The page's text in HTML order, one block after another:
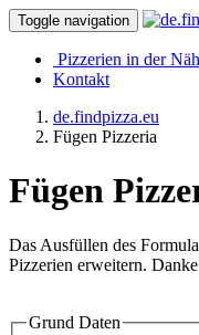
Toggle navigation
Pizzerien in der
Kontakt
de.findpizza.eu
Fügen Pizzeria
Fügen
Das Ausfüllen des
Pizzerien erweitern. Danke
Grund Daten